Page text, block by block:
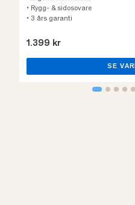
• Rygg- & sidosovare
• 3 års garanti
1.399 kr
SE